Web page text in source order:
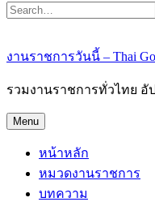
Search
งานราชการวันนี้ – Thai
รวมงานราชการทั่วไทย อั
Menu
หน้าหลัก
หมวดงานราชการ
บทความ